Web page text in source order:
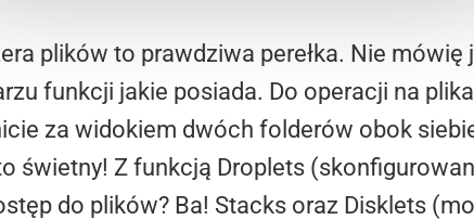
plików to prawdziwa perełka. Nie mówię
funkcji jakie posiada. Do operacji na
za widokiem dwóch folderów obok
świetny! Z funkcją Droplets
do plików? Ba! Stacks oraz Disklets